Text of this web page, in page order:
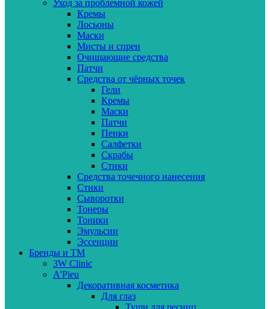
Уход за проблемной кожей
Кремы
Лосьоны
Маски
Мисты и спреи
Очищающие средства
Патчи
Средства от чёрных точек
Гели
Кремы
Маски
Патчи
Пенки
Салфетки
Скрабы
Стики
Средства точечного нанесения
Стики
Сыворотки
Тонеры
Тоники
Эмульсии
Эссенции
Бренды и ТМ
3W Clinic
A'Pieu
Декоративная косметика
Для глаз
Туши для ресниц